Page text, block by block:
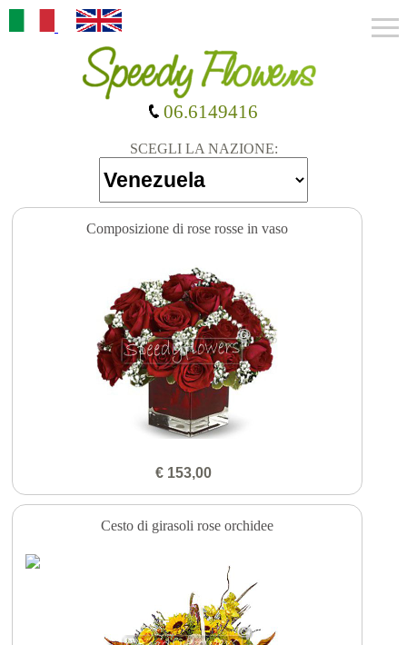
SCEGLI LA NAZIONE:
06.6149416
Composizione di rose rosse in vaso
€ 153,00
Cesto di girasoli rose orchidee